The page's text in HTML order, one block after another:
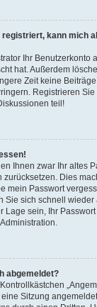
registriert, kann mich
Ihr Benutzerkonto
hat. Außerdem
Zeit keine
Registrieren
teil!
Ihnen zwar Ihr altes
Dies
mein Passwort
Sie sich schnell
Lage sein, Ihr
abgemeldet?
Sitzung